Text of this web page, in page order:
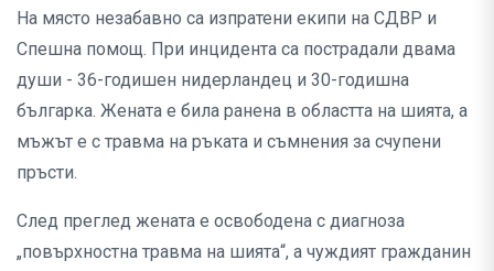
На място незабавно са изпратени екипи на СДВР и
Спешна помощ. При инцидента са пострадали двама
души - 36-годишен нидерландец и 30-годишна
българка. Жената е била ранена в областта на шията, а
мъжът е с травма на ръката и съмнения за счупени
пръсти.
След преглед жената е освободена с диагноза
„повърхностна травма на шията“, а чуждият гражданин